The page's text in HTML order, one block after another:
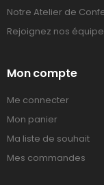
Notre Atelier de
Rejoignez nos
Mon compte
Me connecter
Mon panier
Ma liste de souhait
Mes commandes